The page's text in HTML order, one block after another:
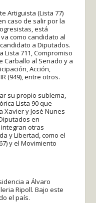
Artiguista (Lista 77)
caso de salir por la
está
como candidato al
a Diputados.
Lista 711, Compromiso
Carballo al Senado y a
Acción,
(949), entre otros.
su propio sublema,
Lista 90 que
Xavier y José Nunes
en
otras
y Libertad, como el
y el Movimiento
a Álvaro
Ripoll. Bajo este
el país.